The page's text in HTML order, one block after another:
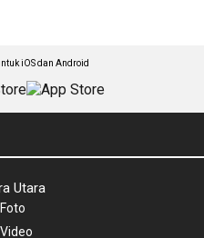
iOS dan Android
Utara
Foto
Video